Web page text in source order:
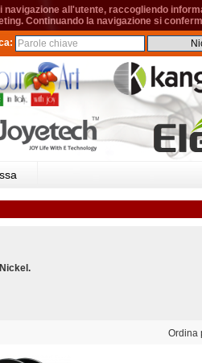
all'utente, raccogliendo
Continuando la navigazione si
Ordina